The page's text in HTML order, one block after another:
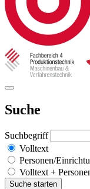
Suche
Suchbegriff
Volltext
Personen/
Volltext +